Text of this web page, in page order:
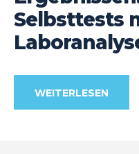
Selbsttests
WEITERLESEN